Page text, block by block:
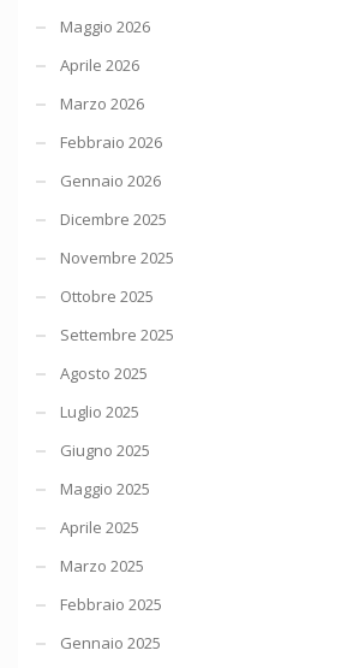
Maggio 2026
Aprile 2026
Marzo 2026
Febbraio 2026
Gennaio 2026
Dicembre 2025
Novembre 2025
Ottobre 2025
Settembre 2025
Agosto 2025
Luglio 2025
Giugno 2025
Maggio 2025
Aprile 2025
Marzo 2025
Febbraio 2025
Gennaio 2025